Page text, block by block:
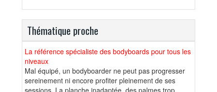
Thématique proche
La référence spécialiste des bodyboards pour tous les
niveaux
Mal équipé, un bodyboarder ne peut pas progresser
sereinement ni encore profiter pleinement de ses
sessions. La planche inadaptée, des palmes trop